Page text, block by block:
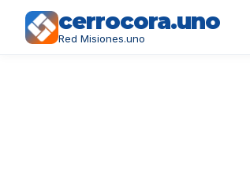
cerrocora.uno
Red Misiones.uno